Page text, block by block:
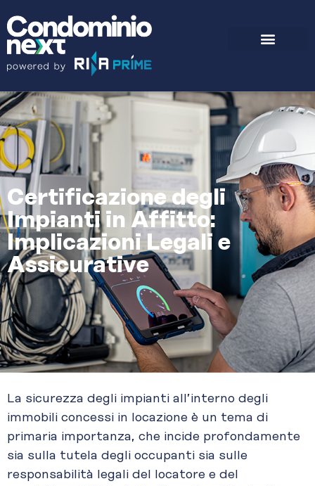
Certificazione degli
Impianti in Affitto:
Implicazioni Legali e
Assicurative
La sicurezza degli impianti all’interno degli
immobili concessi in locazione è un tema di
primaria importanza, che incide profondamente
sia sulla tutela degli occupanti sia sulle
responsabilità legali del locatore e del